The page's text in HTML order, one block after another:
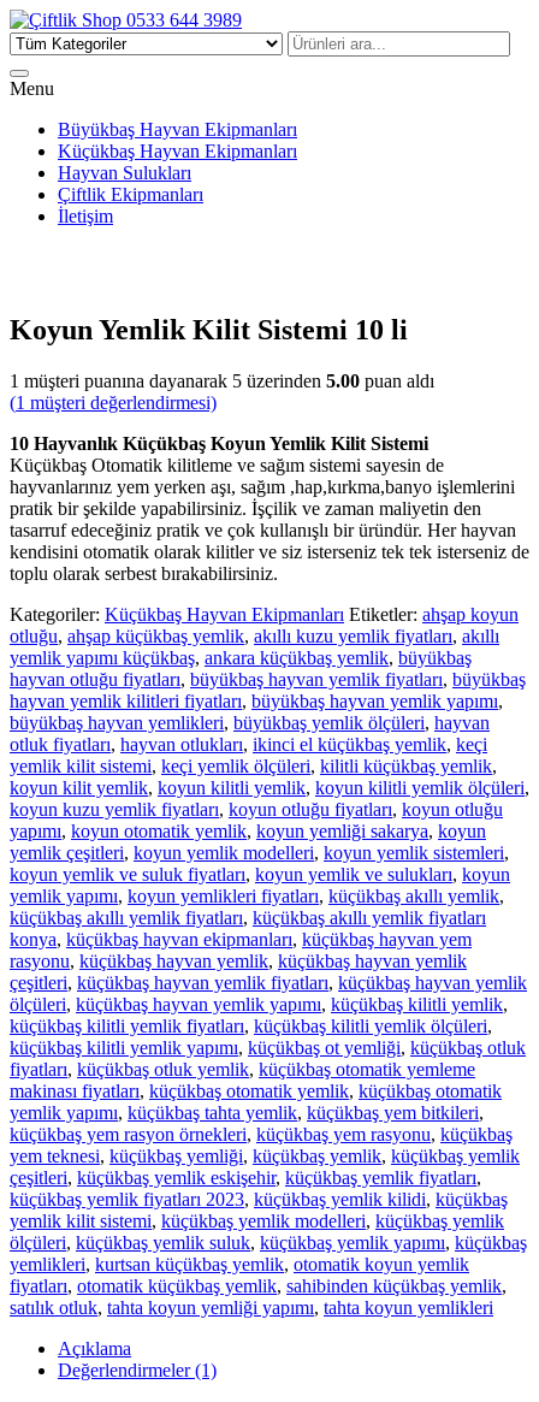
Çiftlik Shop 0533 644 3989
Menu
Büyükbaş Hayvan Ekipmanları
Küçükbaş Hayvan Ekipmanları
Hayvan Sulukları
Çiftlik Ekipmanları
İletişim
Koyun Yemlik Kilit Sistemi 10 li
1 müşteri puanına dayanarak 5 üzerinden 5.00 puan aldı
(1 müşteri değerlendirmesi)
10 Hayvanlık Küçükbaş Koyun Yemlik Kilit Sistemi
Küçükbaş Otomatik kilitleme ve sağım sistemi sayesin de
hayvanlarınız yem yerken aşı, sağım ,hap,kırkma,banyo işlemlerini
pratik bir şekilde yapabilirsiniz. İşçilik ve zaman maliyetin den
tasarruf edeceğiniz pratik ve çok kullanışlı bir üründür. Her hayvan
kendisini otomatik olarak kilitler ve siz isterseniz tek tek isterseniz de
toplu olarak serbest bırakabilirsiniz.
Kategoriler: Küçükbaş Hayvan Ekipmanları Etiketler: ahşap koyun
otluğu, ahşap küçükbaş yemlik, akıllı kuzu yemlik fiyatları, akıllı
yemlik yapımı küçükbaş, ankara küçükbaş yemlik, büyükbaş
hayvan otluğu fiyatları, büyükbaş hayvan yemlik fiyatları, büyükbaş
hayvan yemlik kilitleri fiyatları, büyükbaş hayvan yemlik yapımı,
büyükbaş hayvan yemlikleri, büyükbaş yemlik ölçüleri, hayvan
otluk fiyatları, hayvan otlukları, ikinci el küçükbaş yemlik, keçi
yemlik kilit sistemi, keçi yemlik ölçüleri, kilitli küçükbaş yemlik,
koyun kilit yemlik, koyun kilitli yemlik, koyun kilitli yemlik ölçüleri,
koyun kuzu yemlik fiyatları, koyun otluğu fiyatları, koyun otluğu
yapımı, koyun otomatik yemlik, koyun yemliği sakarya, koyun
yemlik çeşitleri, koyun yemlik modelleri, koyun yemlik sistemleri,
koyun yemlik ve suluk fiyatları, koyun yemlik ve sulukları, koyun
yemlik yapımı, koyun yemlikleri fiyatları, küçükbaş akıllı yemlik,
küçükbaş akıllı yemlik fiyatları, küçükbaş akıllı yemlik fiyatları
konya, küçükbaş hayvan ekipmanları, küçükbaş hayvan yem
rasyonu, küçükbaş hayvan yemlik, küçükbaş hayvan yemlik
çeşitleri, küçükbaş hayvan yemlik fiyatları, küçükbaş hayvan yemlik
ölçüleri, küçükbaş hayvan yemlik yapımı, küçükbaş kilitli yemlik,
küçükbaş kilitli yemlik fiyatları, küçükbaş kilitli yemlik ölçüleri,
küçükbaş kilitli yemlik yapımı, küçükbaş ot yemliği, küçükbaş otluk
fiyatları, küçükbaş otluk yemlik, küçükbaş otomatik yemleme
makinası fiyatları, küçükbaş otomatik yemlik, küçükbaş otomatik
yemlik yapımı, küçükbaş tahta yemlik, küçükbaş yem bitkileri,
küçükbaş yem rasyon örnekleri, küçükbaş yem rasyonu, küçükbaş
yem teknesi, küçükbaş yemliği, küçükbaş yemlik, küçükbaş yemlik
çeşitleri, küçükbaş yemlik eskişehir, küçükbaş yemlik fiyatları,
küçükbaş yemlik fiyatları 2023, küçükbaş yemlik kilidi, küçükbaş
yemlik kilit sistemi, küçükbaş yemlik modelleri, küçükbaş yemlik
ölçüleri, küçükbaş yemlik suluk, küçükbaş yemlik yapımı, küçükbaş
yemlikleri, kurtsan küçükbaş yemlik, otomatik koyun yemlik
fiyatları, otomatik küçükbaş yemlik, sahibinden küçükbaş yemlik,
satılık otluk, tahta koyun yemliği yapımı, tahta koyun yemlikleri
Açıklama
Değerlendirmeler (1)